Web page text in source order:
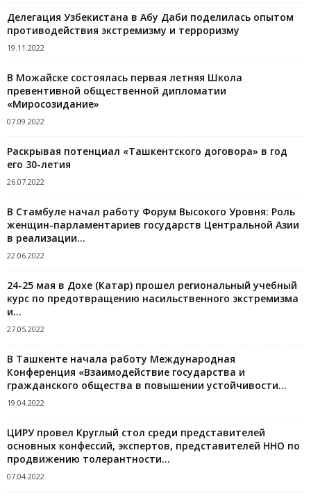
Делегация Узбекистана в Абу Даби поделилась опытом
противодействия экстремизму и терроризму
19.11.2022
В Можайске состоялась первая летняя Школа
превентивной общественной дипломатии
«Миросозидание»
07.09.2022
Раскрывая потенциал «Ташкентского договора» в год
его 30-летия
26.07.2022
В Стамбуле начал работу Форум Высокого Уровня: Роль
женщин-парламентариев государств Центральной Азии
в реализации...
22.06.2022
24-25 мая в Дохе (Катар) прошел региональный учебный
курс по предотвращению насильственного экстремизма
и...
27.05.2022
В Ташкенте начала работу Международная
Конференция «Взаимодействие государства и
гражданского общества в повышении устойчивости...
19.04.2022
ЦИРУ провел Круглый стол среди представителей
основных конфессий, экспертов, представителей ННО по
продвижению толерантности...
07.04.2022